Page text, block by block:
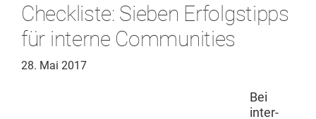
Checkliste: Sieben Erfolgstipps
für interne Communities
28. Mai 2017
Bei
inter­